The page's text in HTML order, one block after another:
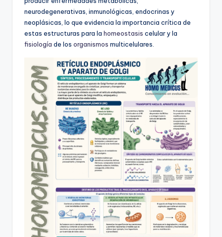
neurodegenerativas, inmunológicas, endocrinas y
neoplásicas, lo que evidencia la importancia crítica de
estas estructuras para la homeostasis celular y la
fisiología de los organismos multicelulares.